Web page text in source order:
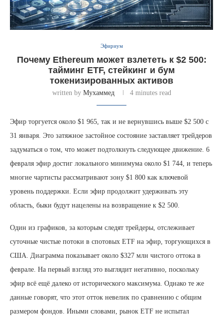
Эфириум
Почему Ethereum может взлететь к $2 500:
тайминг ETF, стейкинг и бум
токенизированных активов
written by Мухаммед 4 minutes read
Эфир торгуется около $1 965, так и не вернувшись выше $2 500 с
31 января. Это затяжное застойное состояние заставляет трейдеров
задуматься о том, что может подтолкнуть следующее движение. 6
февраля эфир достиг локального минимума около $1 744, и теперь
многие чартисты рассматривают зону $1 800 как ключевой
уровень поддержки. Если эфир продолжит удерживать эту
область, быки будут нацелены на возвращение к $2 500.
Один из графиков, за которым следят трейдеры, отслеживает
суточные чистые потоки в спотовых ETF на эфир, торгующихся в
США. Диаграмма показывает около $327 млн чистого оттока в
феврале. На первый взгляд это выглядит негативно, поскольку
эфир всё ещё далеко от исторического максимума. Однако те же
данные говорят, что этот отток невелик по сравнению с общим
размером фондов. Иными словами, рынок ETF не испытал